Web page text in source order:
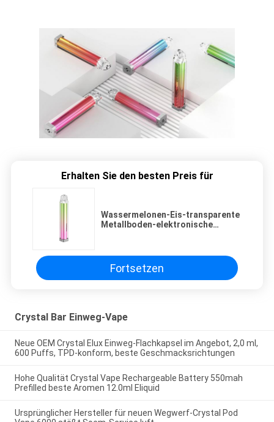
Erhalten Sie den besten Preis für
Wassermelonen-Eis-transparente
Metallboden-elektronische
Fortsetzen
Crystal Bar Einweg-Vape
Neue OEM Crystal Elux Einweg-Flachkapsel im Angebot, 2,0 ml,
600 Puffs, TPD-konform, beste Geschmacksrichtungen
Hohe Qualität Crystal Vape Rechargeable Battery 550mah
Prefilled beste Aromen 12.0ml Eliquid
Ursprünglicher Hersteller für neuen Wegwerf-Crystal Pod